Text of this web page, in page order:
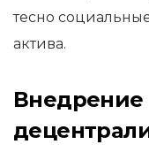
тесно
актива.
Внедрение